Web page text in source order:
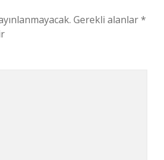
Gerekli alanlar*